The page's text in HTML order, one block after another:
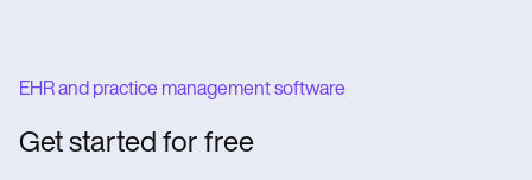
EHR and practice management software
Get started for free